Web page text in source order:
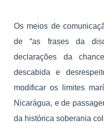
Os meios de
de “as frases da
declarações da
descabida e
modificar os limites
Nicarágua, e de
da histórica soberania